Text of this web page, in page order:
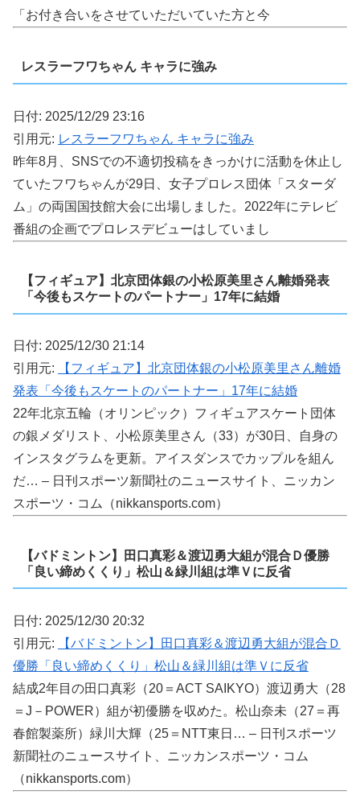
「お付き合いをさせていただいていた方と今
レスラーフワちゃん キャラに強み
日付: 2025/12/29 23:16
引用元: レスラーフワちゃん キャラに強み
昨年8月、SNSでの不適切投稿をきっかけに活動を休止し
ていたフワちゃんが29日、女子プロレス団体「スターダ
ム」の両国国技館大会に出場しました。2022年にテレビ
番組の企画でプロレスデビューはしていまし
【フィギュア】北京団体銀の小松原美里さん離婚発表
「今後もスケートのパートナー」17年に結婚
日付: 2025/12/30 21:14
引用元:
【フィギュア】北京団体銀の小松原美里さん離婚
発表「今後もスケートのパートナー」17年に結婚
22年北京五輪（オリンピック）フィギュアスケート団体
の銀メダリスト、小松原美里さん（33）が30日、自身の
インスタグラムを更新。アイスダンスでカップルを組ん
だ… – 日刊スポーツ新聞社のニュースサイト、ニッカン
スポーツ・コム（nikkansports.com）
【バドミントン】田口真彩＆渡辺勇大組が混合Ｄ優勝
「良い締めくくり」松山＆緑川組は準Ｖに反省
日付: 2025/12/30 20:32
引用元:
【バドミントン】田口真彩＆渡辺勇大組が混合Ｄ
優勝「良い締めくくり」松山＆緑川組は準Ｖに反省
結成2年目の田口真彩（20＝ACT SAIKYO）渡辺勇大（28
＝J－POWER）組が初優勝を収めた。松山奈未（27＝再
春館製薬所）緑川大輝（25＝NTT東日… – 日刊スポーツ
新聞社のニュースサイト、ニッカンスポーツ・コム
（nikkansports.com）